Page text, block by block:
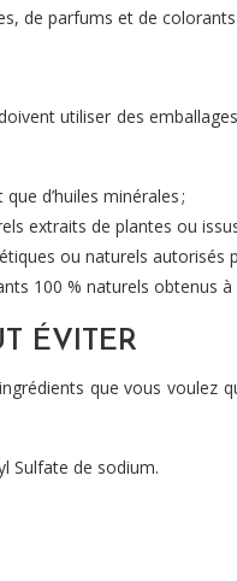
de parfums et de
utiliser des
d’huiles minérales ;
extraits de plantes ou
ou naturels autorisés
100 % naturels obtenus
ÉVITER
que vous voulez
Sulfate de sodium.